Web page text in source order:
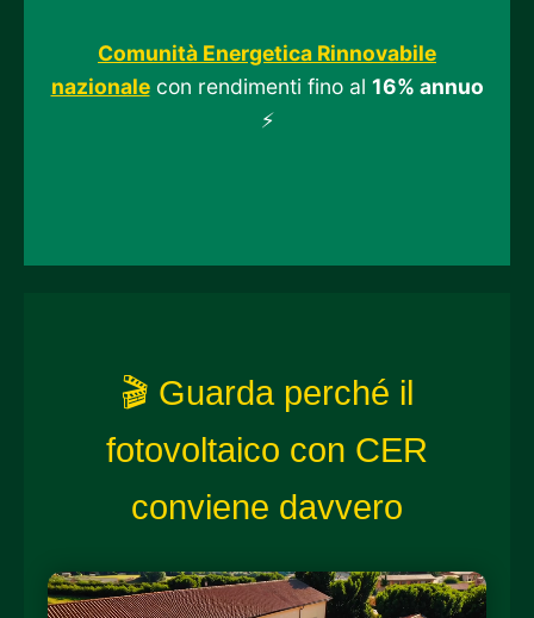
Comunità Energetica Rinnovabile
nazionalecon rendimenti fino al 16% annuo
⚡
🎬 Guarda perché il
fotovoltaico con CER
conviene davvero